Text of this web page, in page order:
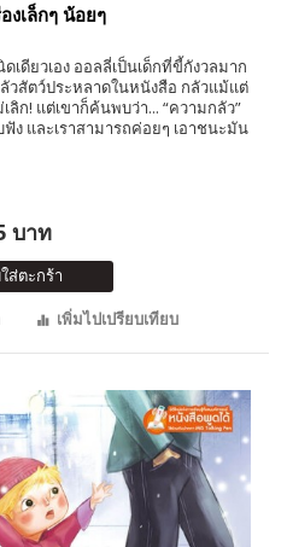
งเล็กๆ น้อยๆ
เดียวเอง ออลลี่เป็นเด็กที่ขี้กังวลมาก
สัตว์ประหลาดในหนังสือ กลัวแม้แต่
ลิก! แต่เขาก็ค้นพบว่า... “ความกลัว”
ง และเราสามารถค่อยๆ เอาชนะมัน
บาท
ส่ตะกร้า
เพิ่มไปเปรียบเทียบ